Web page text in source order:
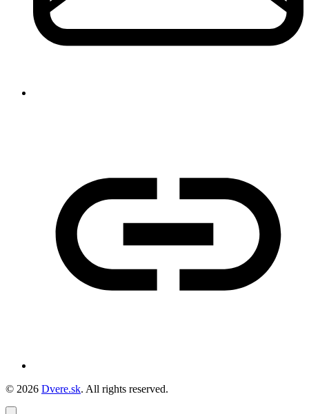
© 2026 Dvere.sk. All rights reserved.